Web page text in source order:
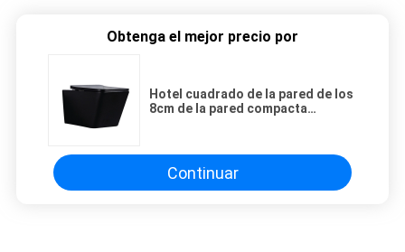
Obtenga el mejor precio por
Hotel cuadrado de la pared de los
8cm de la pared compacta
Continuar